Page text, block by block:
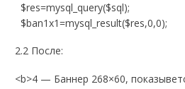
$res=mysql_query($sql);
$ban1x1=mysql_result($res,0,0);
2.2 После:
<b>4 — Баннер 268×60,